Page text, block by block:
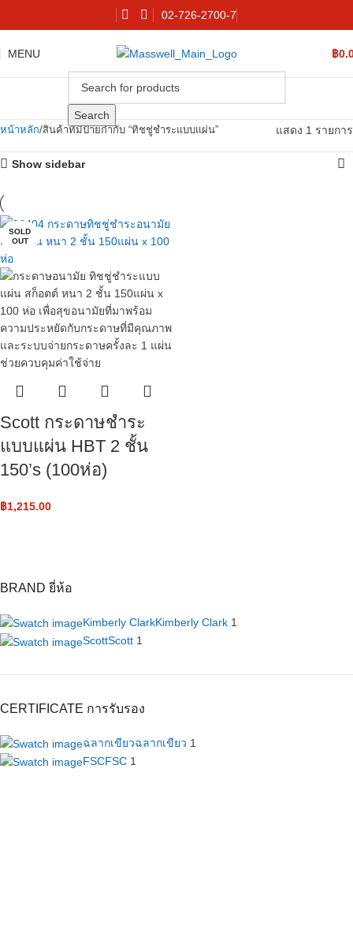
02-726-2700-7
MENU ฿
Search
BRAND ยี่ห้อ
Kimberly ClarkKimberly Clark 1
ScottScott 1
CERTIFICATE การรับรอง
ฉลากเขียวฉลากเขียว 1
FSCFSC 1
หน้าหลัก สินค้าที่มีป้ายกำกับ “ทิชชู่ชำระแบบแผ่น” แสดง 1 รายการ
Show sidebar
SOLD
OUT
Scott กระดาษชำระ
แบบแผ่น HBT 2 ชั้น
150’s (100ห่อ)
฿1,215.00